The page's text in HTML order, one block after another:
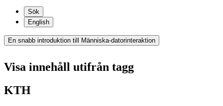
Sök
English
En snabb introduktion till Människa-datorinteraktion
Visa innehåll utifrån tagg
KTH